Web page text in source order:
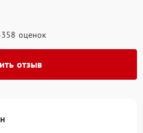
оценок
отзыв